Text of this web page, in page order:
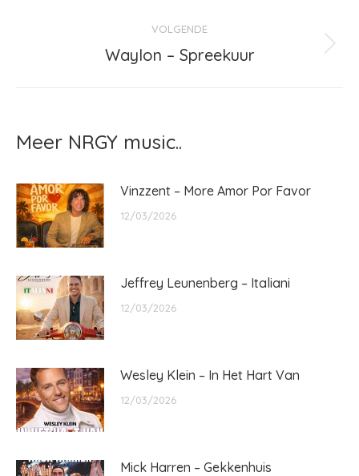
VOLGENDE
Volgend
Waylon – Spreekuur
Meer NRGY music..
Vinzzent – More Amor Por Favor
12/03/2026
Jeffrey Leunenberg – Italiani
12/03/2026
Wesley Klein – In Het Hart Van
12/03/2026
Mick Harren – Gekkenhuis